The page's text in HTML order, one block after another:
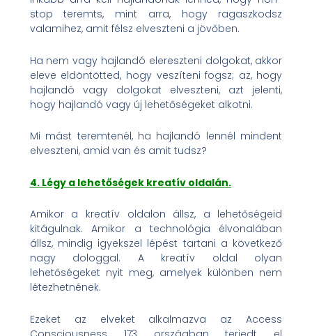
stop teremts, mint arra, hogy ragaszkodsz
valamihez, amit félsz elveszteni a jövőben.
Ha nem vagy hajlandó elereszteni dolgokat, akkor
eleve eldöntötted, hogy veszíteni fogsz; az, hogy
hajlandó vagy dolgokat elveszteni, azt jelenti,
hogy hajlandó vagy új lehetőségeket alkotni.
Mi mást teremtenél, ha hajlandó lennél mindent
elveszteni, amid van és amit tudsz?
4. Légy a lehetőségek kreatív oldalán.
Amikor a kreatív oldalon állsz, a lehetőségeid
kitágulnak. Amikor a technológia élvonalában
állsz, mindig igyekszel lépést tartani a következő
nagy dologgal. A kreatív oldal olyan
lehetőségeket nyit meg, amelyek különben nem
létezhetnének.
Ezeket az elveket alkalmazva az Access